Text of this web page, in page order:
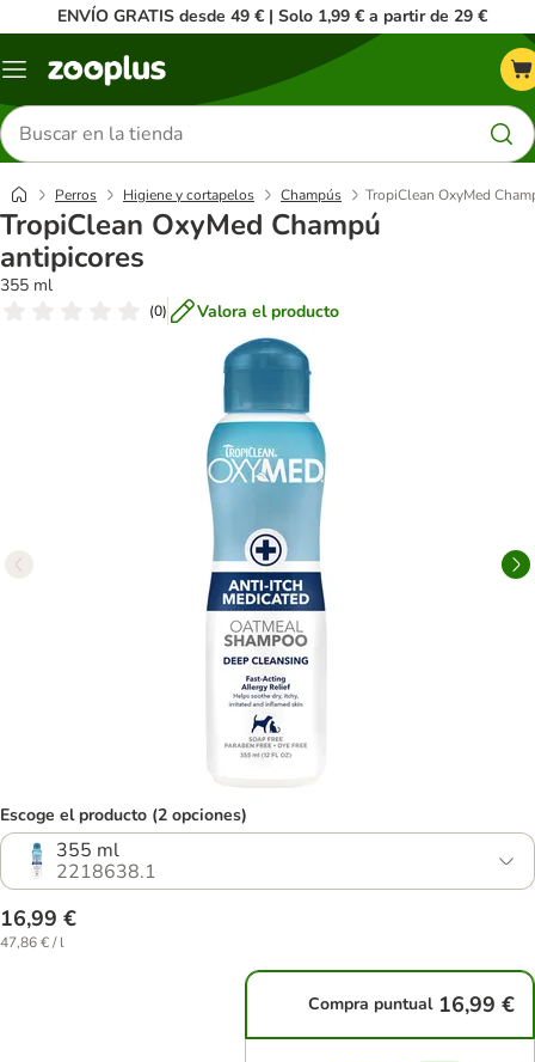
ENVÍO GRATIS desde 49 € | Solo 1,99 € a partir de 29 €
Menú
Buscar
productos
Perros Higiene y cortapelos Champús TropiClean OxyMed
TropiClean OxyMed Champú
antipicores
355 ml
(0) Valora el producto
Escoge el producto (2 opciones)
355 ml
2218638.1
16,99 €
47,86 € / l
Compra puntual 16,99 €